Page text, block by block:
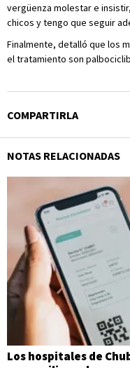
vergüenza molestar e
chicos y tengo que seguir
Finalmente, detalló que los
el tratamiento son
COMPARTIRLA
NOTAS RELACIONADAS
Los hospitales de